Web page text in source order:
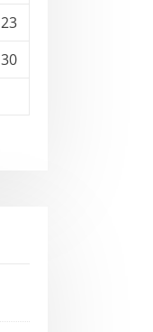
23
30